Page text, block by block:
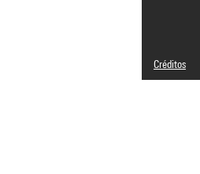
Créditos
© Adagp,